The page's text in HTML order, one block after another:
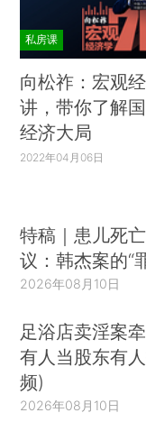
私房课
向松祚：宏观
讲，带你了解
经济大局
2022年04月06日
特稿｜患儿死
议：韩杰案的“
2026年08月10日
足浴店卖淫案
有人当股东有
频)
2026年08月10日